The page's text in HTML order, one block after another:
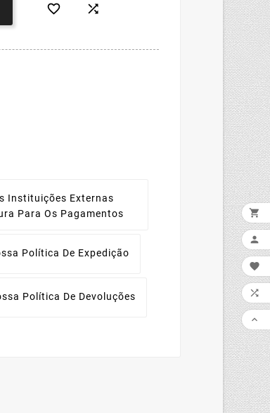
 
Instituições Externas
Para Os Pagamentos
Política De Expedição
Política De Devoluções




